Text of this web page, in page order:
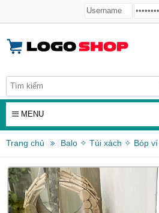
MENU
Trang chủ Balo ✧ Túi xách ✧ Bóp ví